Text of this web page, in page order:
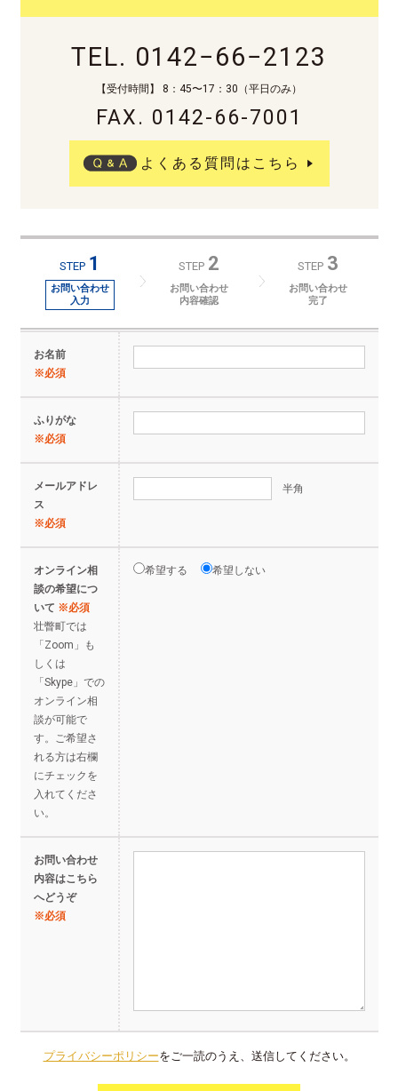
TEL. 0142−66−2123
【受付時間】 8：45〜17：30（平日のみ）
FAX. 0142-66-7001
よくある質問はこちら
STEP 1
お問い合わせ
入力
STEP 2
お問い合わせ
内容確認
STEP 3
お問い合わせ
完了
お名前
ふりがな
メールアドレ
ス
半角
オンライン相
談の希望につ
いて ※必須
壮瞥町では
「Zoom」も
しくは
「Skype」での
オンライン相
談が可能で
す。
ご希望さ
れる方は右欄
にチェックを
入れてくださ
い。
希望する 希望しない
お問い合わせ
内容はこちら
へどうぞ
プライバシーポリシーをご一読のうえ、送信してください。